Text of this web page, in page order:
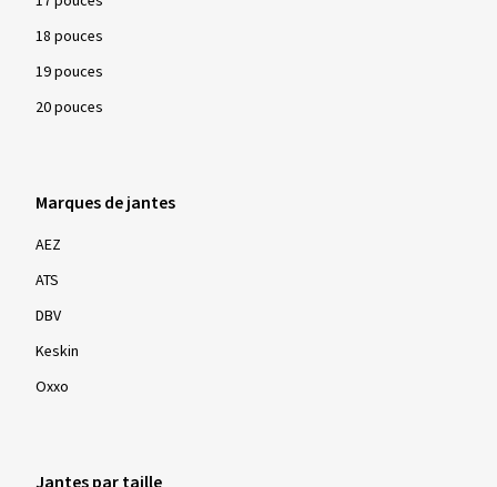
18 pouces
19 pouces
20 pouces
Marques de jantes
AEZ
ATS
DBV
Keskin
Oxxo